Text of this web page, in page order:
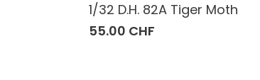
1/32 D.H. 82A Tiger Moth
55.00 CHF